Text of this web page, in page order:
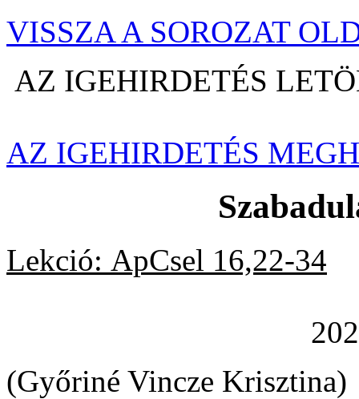
VISSZA A SOROZAT
AZ IGEHIRDETÉS
AZ IGEHIRDETÉS
Lekció: ApCsel 16,22-34
2021.
(Győriné Vincze Krisztina)